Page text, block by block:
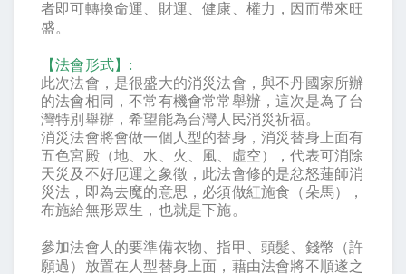
者即可轉換命運、財運、健康、權力，因而帶來旺
盛。
【法會形式】 :
此次法會，是很盛大的消災法會，與不丹國家所辦
的法會相同，不常有機會常常舉辦，這次是為了台
灣特別舉辦，希望能為台灣人民消災祈福。
消災法會將會做一個人型的替身，消災替身上面有
五色宮殿（地、水、火、風、虛空），代表可消除
天災及不好厄運之象徵，此法會修的是忿怒蓮師消
災法，即為去魔的意思，必須做紅施食（朵馬），
布施給無形眾生，也就是下施。
參加法會人的要準備衣物、指甲、頭髮、錢幣（許
願過）放置在人型替身上面，藉由法會將不順遂之